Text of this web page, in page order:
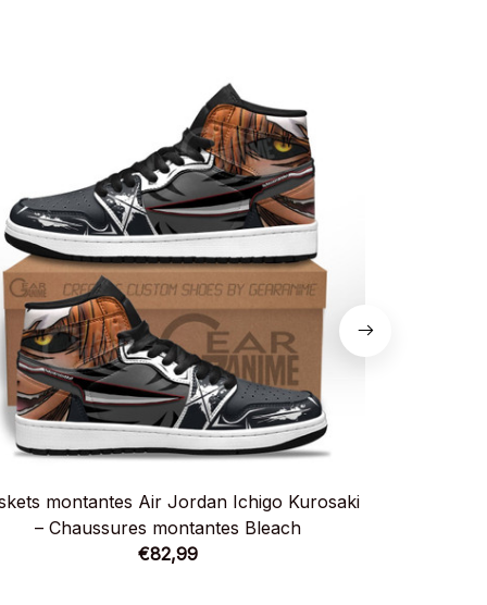
montantes Air Jordan Ichigo Kurosaki
– Chaussures montantes Bleach
€82,99